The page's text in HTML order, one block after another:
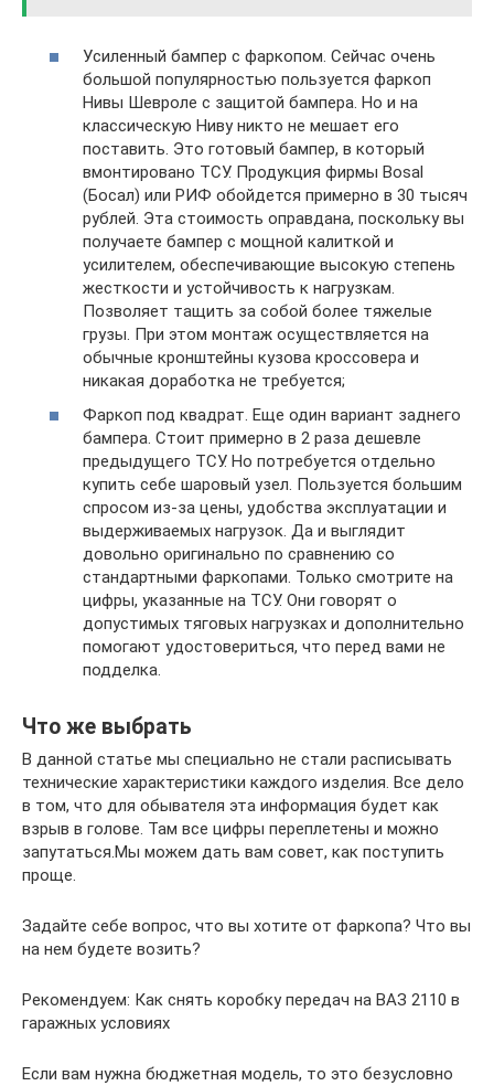
Усиленный бампер с фаркопом. Сейчас очень
большой популярностью пользуется фаркоп
Нивы Шевроле с защитой бампера. Но и на
классическую Ниву никто не мешает его
поставить. Это готовый бампер, в который
вмонтировано ТСУ. Продукция фирмы Bosal
(Босал) или РИФ обойдется примерно в 30 тысяч
рублей. Эта стоимость оправдана, поскольку вы
получаете бампер с мощной калиткой и
усилителем, обеспечивающие высокую степень
жесткости и устойчивость к нагрузкам.
Позволяет тащить за собой более тяжелые
грузы. При этом монтаж осуществляется на
обычные кронштейны кузова кроссовера и
никакая доработка не требуется;
Фаркоп под квадрат. Еще один вариант заднего
бампера. Стоит примерно в 2 раза дешевле
предыдущего ТСУ. Но потребуется отдельно
купить себе шаровый узел. Пользуется большим
спросом из-за цены, удобства эксплуатации и
выдерживаемых нагрузок. Да и выглядит
довольно оригинально по сравнению со
стандартными фаркопами. Только смотрите на
цифры, указанные на ТСУ. Они говорят о
допустимых тяговых нагрузках и дополнительно
помогают удостовериться, что перед вами не
подделка.
Что же выбрать
В данной статье мы специально не стали расписывать
технические характеристики каждого изделия. Все дело
в том, что для обывателя эта информация будет как
взрыв в голове. Там все цифры переплетены и можно
запутаться.Мы можем дать вам совет, как поступить
проще.
Задайте себе вопрос, что вы хотите от фаркопа? Что вы
на нем будете возить?
Рекомендуем: Как снять коробку передач на ВАЗ 2110 в
гаражных условиях
Если вам нужна бюджетная модель, то это безусловно